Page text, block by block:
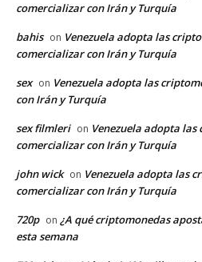
comercializar con Irán y Turquía
bahis on Venezuela adopta las
comercializar con Irán y Turquía
sex on Venezuela adopta las
con Irán y Turquía
sex filmleri on Venezuela adopta
comercializar con Irán y Turquía
john wick on Venezuela adopta las
comercializar con Irán y Turquía
720p on ¿A qué criptomonedas
esta semana